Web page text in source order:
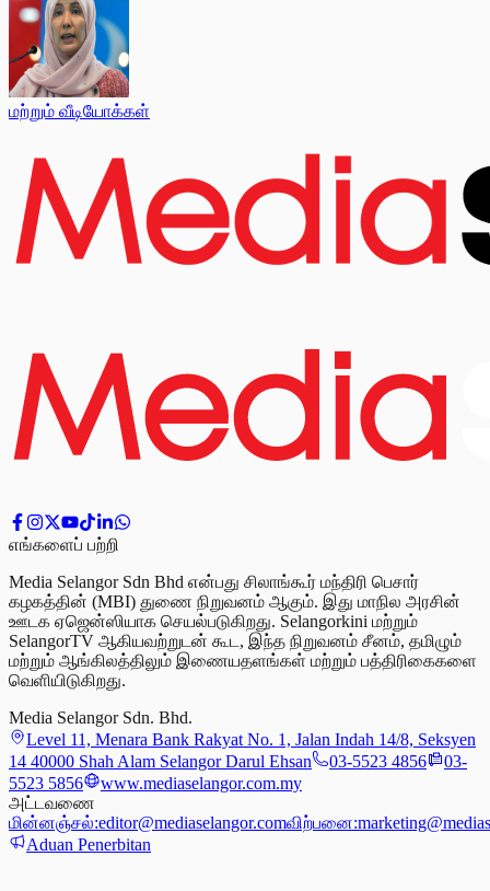
மற்றும் வீடியோக்கள்
எங்களைப் பற்றி
Media Selangor Sdn Bhd என்பது சிலாங்கூர் மந்திரி பெசார்
கழகத்தின் (MBI) துணை நிறுவனம் ஆகும். இது மாநில அரசின்
ஊடக ஏஜென்ஸியாக செயல்படுகிறது. Selangorkini மற்றும்
SelangorTV ஆகியவற்றுடன் கூட, இந்த நிறுவனம் சீனம், தமிழும்
மற்றும் ஆங்கிலத்திலும் இணையதளங்கள் மற்றும் பத்திரிகைகளை
வெளியிடுகிறது.
Media Selangor Sdn. Bhd.
Level 11, Menara Bank Rakyat No. 1, Jalan Indah 14/8, Seksyen
14 40000 Shah Alam Selangor Darul Ehsan
03-5523 4856
03-
5523 5856
www.mediaselangor.com.my
அட்டவணை
மின்னஞ்சல்:editor@mediaselangor.comவிற்பனை:
Aduan Penerbitan